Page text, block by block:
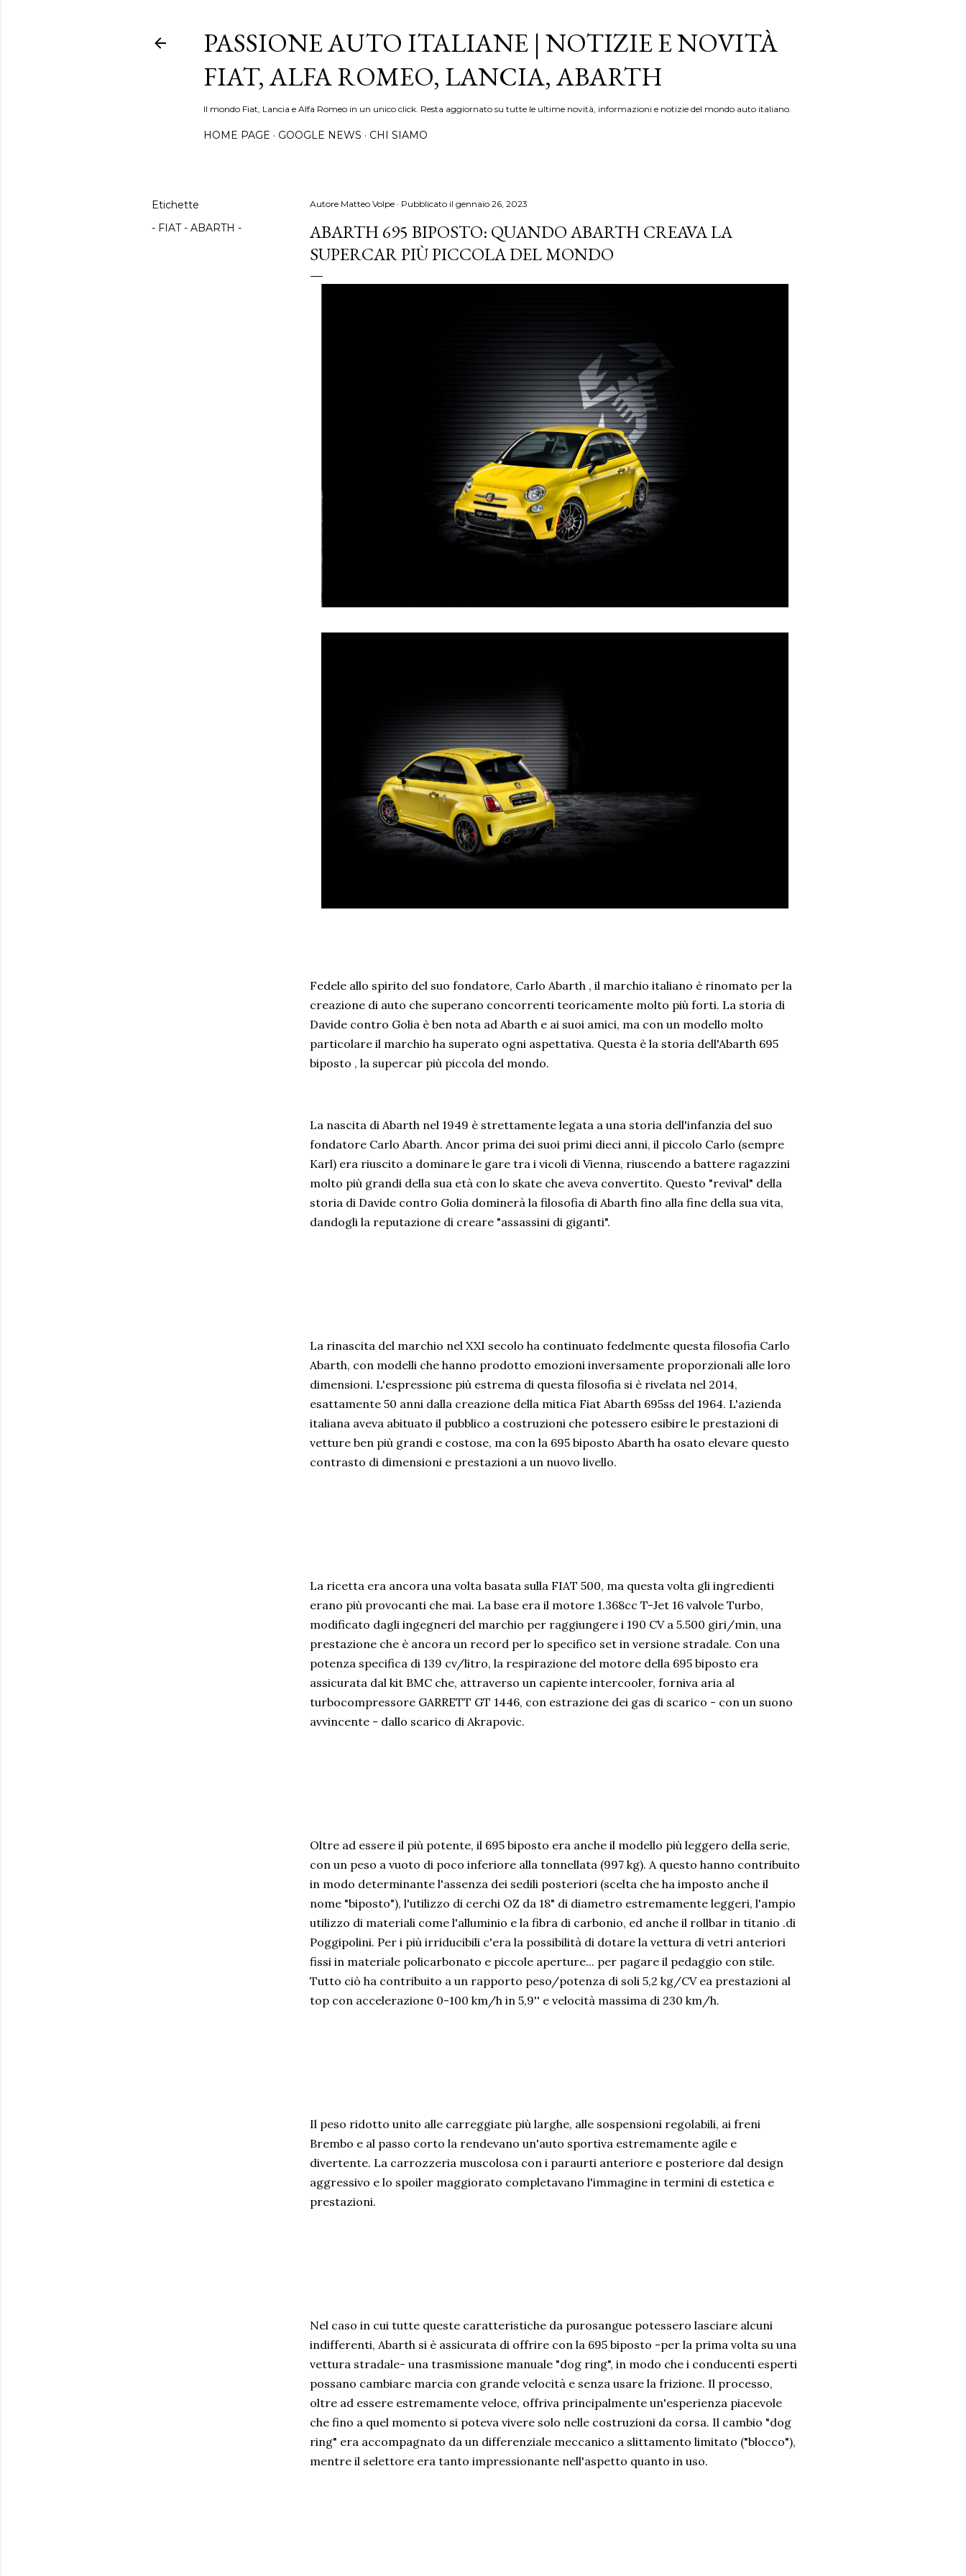
PASSIONE AUTO ITALIANE | NOTIZIE E NOVITÀ
FIAT, ALFA ROMEO, LANCIA, ABARTH
Il mondo Fiat, Lancia e Alfa Romeo in un unico click. Resta aggiornato su tutte le ultime novità, informazioni e notizie del mondo auto italiano.
HOME PAGE GOOGLE NEWS CHI SIAMO
Etichette
- FIAT - ABARTH -
Autore Matteo Volpe Pubblicato il gennaio 26, 2023
ABARTH 695 BIPOSTO: QUANDO ABARTH CREAVA LA
SUPERCAR PIÙ PICCOLA DEL MONDO
Fedele allo spirito del suo fondatore, Carlo Abarth , il marchio italiano è rinomato per la
creazione di auto che superano concorrenti teoricamente molto più forti. La storia di
Davide contro Golia è ben nota ad Abarth e ai suoi amici, ma con un modello molto
particolare il marchio ha superato ogni aspettativa. Questa è la storia dell'Abarth 695
biposto , la supercar più piccola del mondo.
La nascita di Abarth nel 1949 è strettamente legata a una storia dell'infanzia del suo
fondatore Carlo Abarth. Ancor prima dei suoi primi dieci anni, il piccolo Carlo (sempre
Karl) era riuscito a dominare le gare tra i vicoli di Vienna, riuscendo a battere ragazzini
molto più grandi della sua età con lo skate che aveva convertito. Questo "revival" della
storia di Davide contro Golia dominerà la filosofia di Abarth fino alla fine della sua vita,
dandogli la reputazione di creare "assassini di giganti".
La rinascita del marchio nel XXI secolo ha continuato fedelmente questa filosofia Carlo
Abarth, con modelli che hanno prodotto emozioni inversamente proporzionali alle loro
dimensioni. L'espressione più estrema di questa filosofia si è rivelata nel 2014,
esattamente 50 anni dalla creazione della mitica Fiat Abarth 695ss del 1964. L'azienda
italiana aveva abituato il pubblico a costruzioni che potessero esibire le prestazioni di
vetture ben più grandi e costose, ma con la 695 biposto Abarth ha osato elevare questo
contrasto di dimensioni e prestazioni a un nuovo livello.
La ricetta era ancora una volta basata sulla FIAT 500, ma questa volta gli ingredienti
erano più provocanti che mai. La base era il motore 1.368cc T-Jet 16 valvole Turbo,
modificato dagli ingegneri del marchio per raggiungere i 190 CV a 5.500 giri/min, una
prestazione che è ancora un record per lo specifico set in versione stradale. Con una
potenza specifica di 139 cv/litro, la respirazione del motore della 695 biposto era
assicurata dal kit BMC che, attraverso un capiente intercooler, forniva aria al
turbocompressore GARRETT GT 1446, con estrazione dei gas di scarico - con un suono
avvincente - dallo scarico di Akrapovic.
Oltre ad essere il più potente, il 695 biposto era anche il modello più leggero della serie,
con un peso a vuoto di poco inferiore alla tonnellata (997 kg). A questo hanno contribuito
in modo determinante l'assenza dei sedili posteriori (scelta che ha imposto anche il
nome "biposto"), l'utilizzo di cerchi OZ da 18" di diametro estremamente leggeri, l'ampio
utilizzo di materiali come l'alluminio e la fibra di carbonio, ed anche il rollbar in titanio .di
Poggipolini. Per i più irriducibili c'era la possibilità di dotare la vettura di vetri anteriori
fissi in materiale policarbonato e piccole aperture... per pagare il pedaggio con stile.
Tutto ciò ha contribuito a un rapporto peso/potenza di soli 5,2 kg/CV ea prestazioni al
top con accelerazione 0-100 km/h in 5,9'' e velocità massima di 230 km/h.
Il peso ridotto unito alle carreggiate più larghe, alle sospensioni regolabili, ai freni
Brembo e al passo corto la rendevano un'auto sportiva estremamente agile e
divertente. La carrozzeria muscolosa con i paraurti anteriore e posteriore dal design
aggressivo e lo spoiler maggiorato completavano l'immagine in termini di estetica e
prestazioni.
Nel caso in cui tutte queste caratteristiche da purosangue potessero lasciare alcuni
indifferenti, Abarth si è assicurata di offrire con la 695 biposto -per la prima volta su una
vettura stradale- una trasmissione manuale "dog ring", in modo che i conducenti esperti
possano cambiare marcia con grande velocità e senza usare la frizione. Il processo,
oltre ad essere estremamente veloce, offriva principalmente un'esperienza piacevole
che fino a quel momento si poteva vivere solo nelle costruzioni da corsa. Il cambio "dog
ring" era accompagnato da un differenziale meccanico a slittamento limitato ("blocco"),
mentre il selettore era tanto impressionante nell'aspetto quanto in uso.